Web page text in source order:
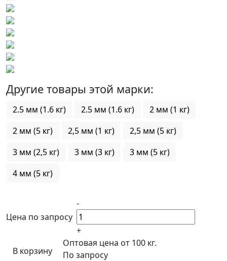
Другие товары этой марки:
2.5 мм (1.6 кг) 2.5 мм (1.6 кг)
2 мм (1 кг)
2 мм (5 кг)
2,5 мм (1 кг)
2,5 мм (5 кг)
3 мм (2,5 кг)
3 мм (3 кг)
3 мм (5 кг)
4 мм (5 кг)
Цена по запросу
-
+
В корзину
Оптовая цена от 100 кг.
По запросу